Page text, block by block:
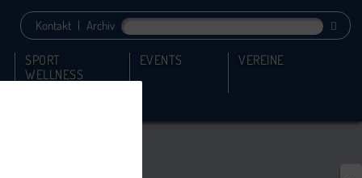
Kontakt | Archiv
SPORT
WELLNESS
EVENTS VEREINE